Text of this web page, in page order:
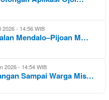
2026 - 14:56 WIB
Mendalo–Pijoan M…
2026 - 14:54 WIB
Sampai Warga Mis…